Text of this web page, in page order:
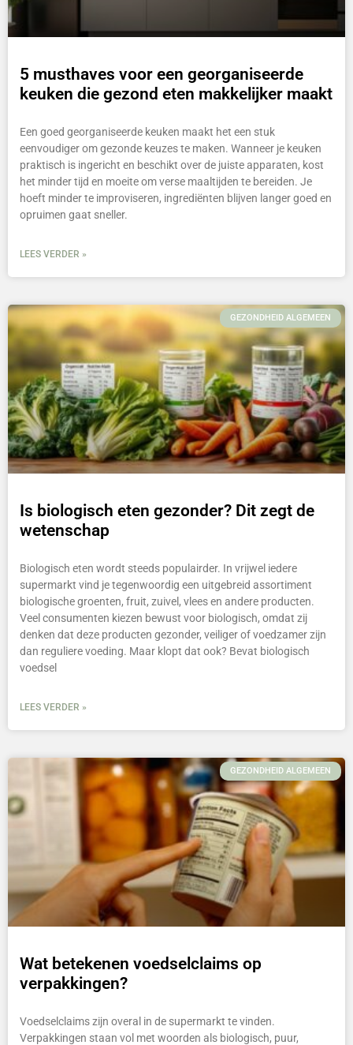
5 musthaves voor een georganiseerde
keuken die gezond eten makkelijker maakt
Een goed georganiseerde keuken maakt het een stuk
eenvoudiger om gezonde keuzes te maken. Wanneer je keuken
praktisch is ingericht en beschikt over de juiste apparaten, kost
het minder tijd en moeite om verse maaltijden te bereiden. Je
hoeft minder te improviseren, ingrediënten blijven langer goed en
opruimen gaat sneller.
LEES VERDER »
GEZONDHEID ALGEMEEN
Is biologisch eten gezonder? Dit zegt de
wetenschap
Biologisch eten wordt steeds populairder. In vrijwel iedere
supermarkt vind je tegenwoordig een uitgebreid assortiment
biologische groenten, fruit, zuivel, vlees en andere producten.
Veel consumenten kiezen bewust voor biologisch, omdat zij
denken dat deze producten gezonder, veiliger of voedzamer zijn
dan reguliere voeding. Maar klopt dat ook? Bevat biologisch
voedsel
LEES VERDER »
GEZONDHEID ALGEMEEN
Wat betekenen voedselclaims op
verpakkingen?
Voedselclaims zijn overal in de supermarkt te vinden.
Verpakkingen staan vol met woorden als biologisch, puur,